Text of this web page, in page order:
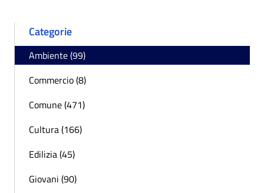
Categorie
Ambiente (99)
Commercio (8)
Comune (471)
Cultura (166)
Edilizia (45)
Giovani (90)